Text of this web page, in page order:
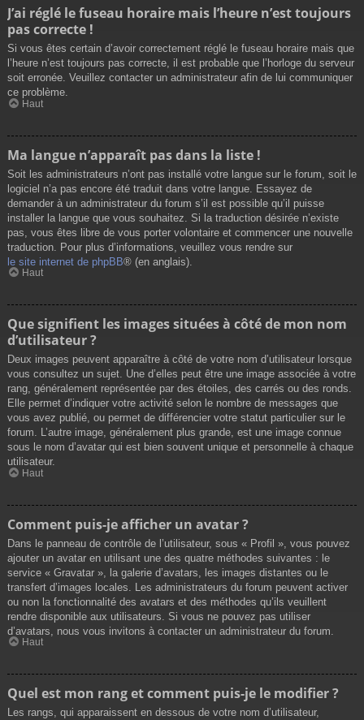
J’ai réglé le fuseau horaire mais l’heure n’est toujours
pas correcte !
Si vous êtes certain d’avoir correctement réglé le fuseau horaire mais que
l’heure n’est toujours pas correcte, il est probable que l’horloge du serveur
soit erronée. Veuillez contacter un administrateur afin de lui communiquer
ce problème.
Haut
Ma langue n’apparaît pas dans la liste !
Soit les administrateurs n’ont pas installé votre langue sur le forum, soit le
logiciel n’a pas encore été traduit dans votre langue. Essayez de
demander à un administrateur du forum s’il est possible qu’il puisse
installer la langue que vous souhaitez. Si la traduction désirée n’existe
pas, vous êtes libre de vous porter volontaire et commencer une nouvelle
traduction. Pour plus d’informations, veuillez vous rendre sur
le site internet de phpBB® (en anglais).
Haut
Que signifient les images situées à côté de mon nom
d’utilisateur ?
Deux images peuvent apparaître à côté de votre nom d’utilisateur lorsque
vous consultez un sujet. Une d’elles peut être une image associée à votre
rang, généralement représentée par des étoiles, des carrés ou des ronds.
Elle permet d’indiquer votre activité selon le nombre de messages que
vous avez publié, ou permet de différencier votre statut particulier sur le
forum. L’autre image, généralement plus grande, est une image connue
sous le nom d’avatar qui est bien souvent unique et personnelle à chaque
utilisateur.
Haut
Comment puis-je afficher un avatar ?
Dans le panneau de contrôle de l’utilisateur, sous « Profil », vous pouvez
ajouter un avatar en utilisant une des quatre méthodes suivantes : le
service « Gravatar », la galerie d’avatars, les images distantes ou le
transfert d’images locales. Les administrateurs du forum peuvent activer
ou non la fonctionnalité des avatars et des méthodes qu’ils veuillent
rendre disponible aux utilisateurs. Si vous ne pouvez pas utiliser
d’avatars, nous vous invitons à contacter un administrateur du forum.
Haut
Quel est mon rang et comment puis-je le modifier ?
Les rangs, qui apparaissent en dessous de votre nom d’utilisateur,